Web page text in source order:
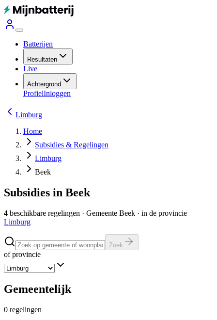
Batterijen
Resultaten
Live
Achtergrond
ProfielInloggen
Limburg
Home
Subsidies & Regelingen
Limburg
Beek
Subsidies in Beek
4 beschikbare regelingen · Gemeente Beek · in de provincie
Limburg
Zoek
of provincie
Gemeentelijk
0 regelingen